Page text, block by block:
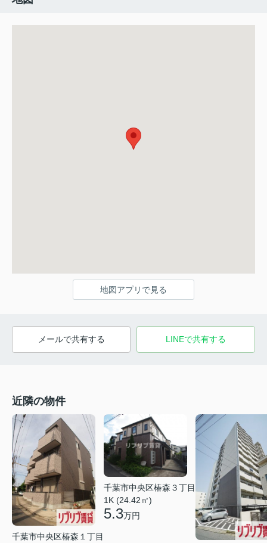
地図アプリで見る
メールで共有する LINEで共有する
近隣の物件
千葉市中央区椿森１丁目
千葉市中央区椿森３丁目
1K (24.42㎡)
5.3万円